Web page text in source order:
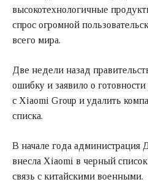
высокотехнологичные
спрос огромной
всего мира.
Две недели назад
ошибку и заявило о готовности
с Xiaomi Group и удалить
списка.
В начале года
внесла Xiaomi в черный
связь с китайскими военными.